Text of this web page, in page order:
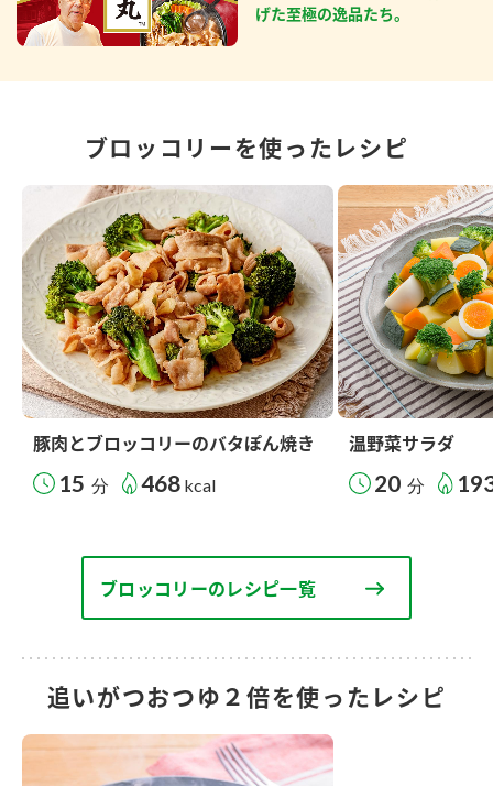
げた至極の逸品たち。
ブロッコリーを使ったレシピ
豚肉とブロッコリーのバタぽん焼き
15 分 468 kcal
温野菜サラダ
20 分
ブロッコリーのレシピ一覧
追いがつおつゆ２倍を使ったレシピ